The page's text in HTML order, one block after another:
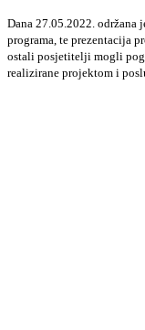
Dana 27.05.2022. održana
programa, te prezentacija
ostali posjetitelji mogli
realizirane projektom i